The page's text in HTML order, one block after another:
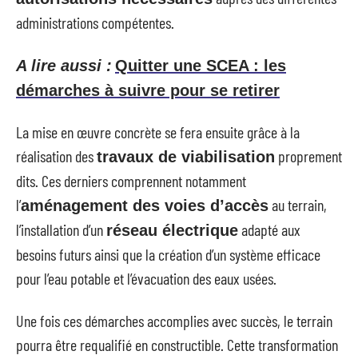
administrations compétentes.
A lire aussi : Quitter une SCEA : les
démarches à suivre pour se retirer
La mise en œuvre concrète se fera ensuite grâce à la
réalisation destravaux de viabilisation proprement
dits. Ces derniers comprennent notamment
l’aménagement des voies d’accèsau terrain,
l’installation d’un réseau électriqueadapté aux
besoins futurs ainsi que la création d’un système efficace
pour l’eau potable et l’évacuation des eaux usées.
Une fois ces démarches accomplies avec succès, le terrain
pourra être requalifié en constructible. Cette transformation